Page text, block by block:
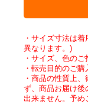
・サイズ寸法は
異なります。)
・サイズ、色のご
・転売目的のご購
・商品の性質上
ず、商品お届け後
出来ません。予め